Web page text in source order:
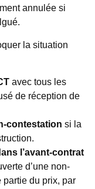
annulée si
la situation
avec tous les
de réception de
contestation si la
l’avant-contrat
d’une non-
partie du prix, par